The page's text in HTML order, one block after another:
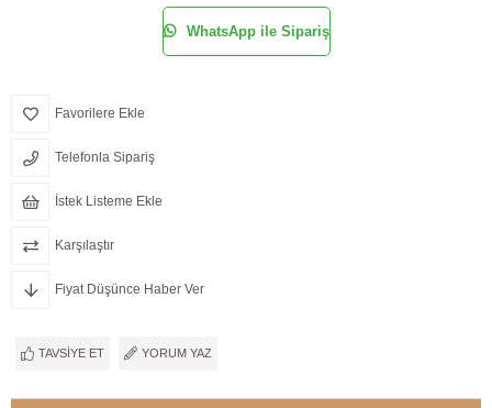
WhatsApp ile Sipariş
Favorilere Ekle
Telefonla Sipariş
İstek Listeme Ekle
Karşılaştır
Fiyat Düşünce Haber Ver
TAVSIYE ET YORUM YAZ